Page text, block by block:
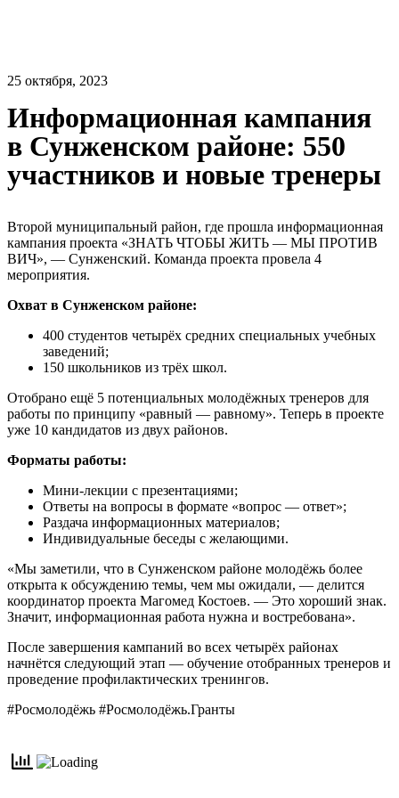
25 октября, 2023
Информационная кампания
в Сунженском районе: 550
участников и новые тренеры
Второй муниципальный район, где прошла информационная
кампания проекта «ЗНАТЬ ЧТОБЫ ЖИТЬ — МЫ ПРОТИВ
ВИЧ», — Сунженский. Команда проекта провела 4
мероприятия.
Охват в Сунженском районе:
400 студентов четырёх средних специальных учебных
заведений;
150 школьников из трёх школ.
Отобрано ещё 5 потенциальных молодёжных тренеров для
работы по принципу «равный — равному». Теперь в проекте
уже 10 кандидатов из двух районов.
Форматы работы:
Мини-лекции с презентациями;
Ответы на вопросы в формате «вопрос — ответ»;
Раздача информационных материалов;
Индивидуальные беседы с желающими.
«Мы заметили, что в Сунженском районе молодёжь более
открыта к обсуждению темы, чем мы ожидали, — делится
координатор проекта Магомед Костоев. — Это хороший знак.
Значит, информационная работа нужна и востребована».
После завершения кампаний во всех четырёх районах
начнётся следующий этап — обучение отобранных тренеров и
проведение профилактических тренингов.
#Росмолодёжь #Росмолодёжь.Гранты